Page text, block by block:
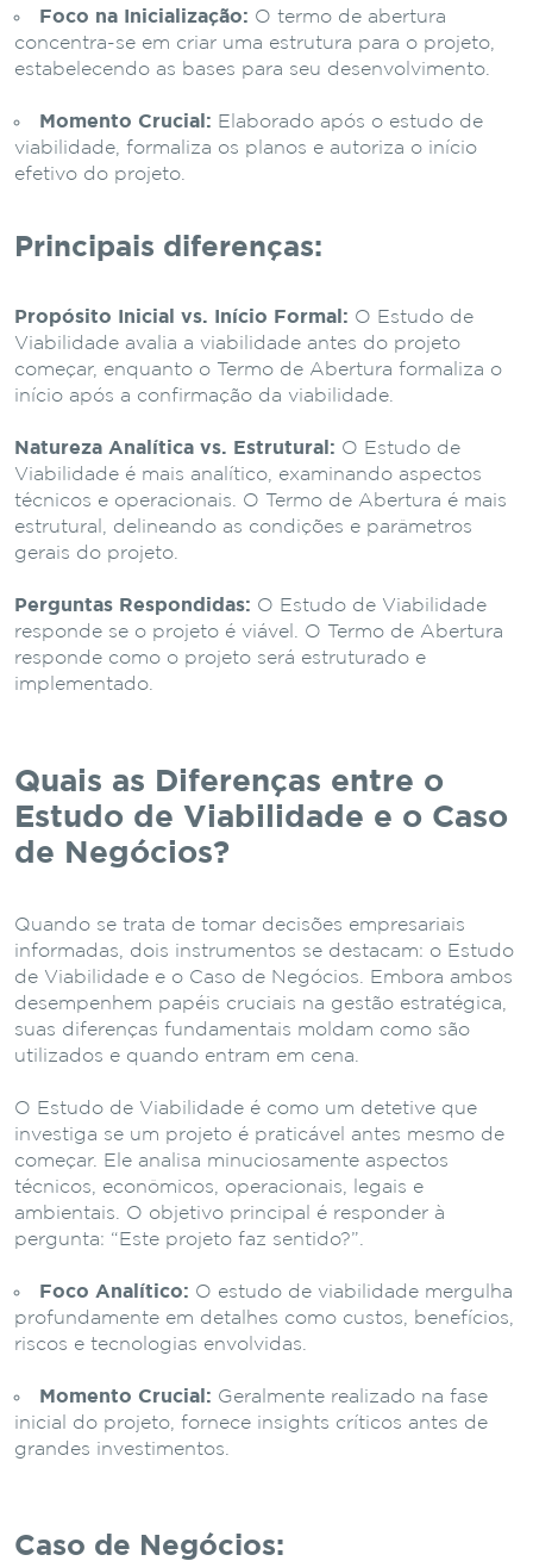
Foco na Inicialização: O termo de abertura
concentra-se em criar uma estrutura para o projeto,
estabelecendo as bases para seu desenvolvimento.
Momento Crucial: Elaborado após o estudo de
viabilidade, formaliza os planos e autoriza o início
efetivo do projeto.
Principais diferenças:
Propósito Inicial vs. Início Formal: O Estudo de
Viabilidade avalia a viabilidade antes do projeto
começar, enquanto o Termo de Abertura formaliza o
início após a confirmação da viabilidade.
Natureza Analítica vs. Estrutural: O Estudo de
Viabilidade é mais analítico, examinando aspectos
técnicos e operacionais. O Termo de Abertura é mais
estrutural, delineando as condições e parâmetros
gerais do projeto.
Perguntas Respondidas: O Estudo de Viabilidade
responde se o projeto é viável. O Termo de Abertura
responde como o projeto será estruturado e
implementado.
Quais as Diferenças entre o
Estudo de Viabilidade e o Caso
de Negócios?
Quando se trata de tomar decisões empresariais
informadas, dois instrumentos se destacam: o Estudo
de Viabilidade e o Caso de Negócios. Embora ambos
desempenhem papéis cruciais na gestão estratégica,
suas diferenças fundamentais moldam como são
utilizados e quando entram em cena.
O Estudo de Viabilidade é como um detetive que
investiga se um projeto é praticável antes mesmo de
começar. Ele analisa minuciosamente aspectos
técnicos, econômicos, operacionais, legais e
ambientais. O objetivo principal é responder à
pergunta: “Este projeto faz sentido?”.
Foco Analítico: O estudo de viabilidade mergulha
profundamente em detalhes como custos, benefícios,
riscos e tecnologias envolvidas.
Momento Crucial: Geralmente realizado na fase
inicial do projeto, fornece insights críticos antes de
grandes investimentos.
Caso de Negócios: